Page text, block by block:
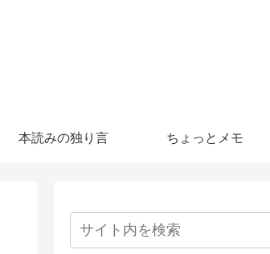
本読みの独り言 ちょっとメモ